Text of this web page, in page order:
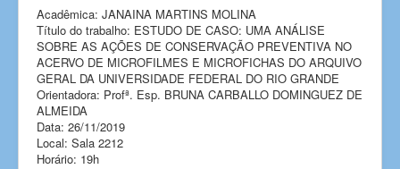
Acadêmica: JANAINA MARTINS MOLINA
Título do trabalho: ESTUDO DE CASO: UMA ANÁLISE
SOBRE AS AÇÕES DE CONSERVAÇÃO PREVENTIVA NO
ACERVO DE MICROFILMES E MICROFICHAS DO ARQUIVO
GERAL DA UNIVERSIDADE FEDERAL DO RIO GRANDE
Orientadora: Profª. Esp. BRUNA CARBALLO DOMINGUEZ DE
ALMEIDA
Data: 26/11/2019
Local: Sala 2212
Horário: 19h